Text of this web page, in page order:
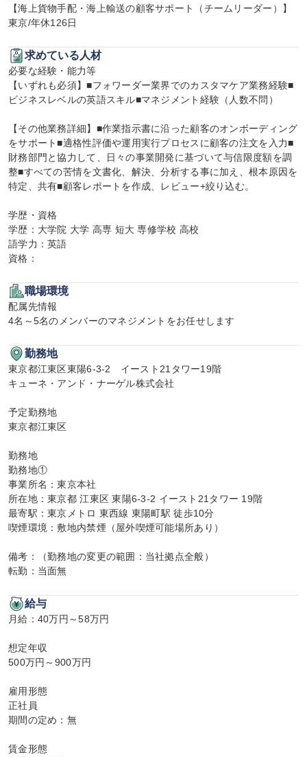
【海上貨物手配・海上輸送の顧客サポート（チームリーダー）】
東京/年休126日
求めている人材
必要な経験・能力等
【いずれも必須】■フォワーダー業界でのカスタマケア業務経験■
ビジネスレベルの英語スキル■マネジメント経験（人数不問）
【その他業務詳細】■作業指示書に沿った顧客のオンボーディング
をサポート■適格性評価や運用実行プロセスに顧客の注文を入力■
財務部門と協力して、日々の事業開発に基づいて与信限度額を調
整■すべての苦情を文書化、解決、分析する事に加え、根本原因を
特定、共有■顧客レポートを作成、レビュー+絞り込む。
学歴・資格
学歴：大学院 大学 高専 短大 専修学校 高校
語学力：英語
資格：
職場環境
配属先情報
4名～5名のメンバーのマネジメントをお任せします
勤務地
東京都江東区東陽6-3-2　イースト21タワー19階
キューネ・アンド・ナーゲル株式会社
予定勤務地
東京都江東区
勤務地
勤務地①
事業所名：東京本社
所在地：東京都 江東区 東陽6-3-2 イースト21タワー 19階
最寄駅：東京メトロ 東西線 東陽町駅 徒歩10分
喫煙環境：敷地内禁煙（屋外喫煙可能場所あり）
備考：（勤務地の変更の範囲：当社拠点全般）
転勤：当面無
給与
月給：40万円～58万円
想定年収
500万円～900万円
雇用形態
正社員
期間の定め：無
賃金形態